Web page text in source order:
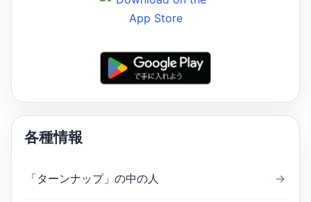
各種情報
「ターンナップ」の中の人 →